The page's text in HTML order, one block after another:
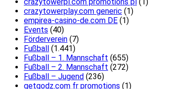
crazytowerpl.com promotions pl (1)
crazytowerplay.com generic (1)
empirea-casino-de.com DE (1)
Events (40)
Förderverein (7)
Fußball
(1.441)
Fußball – 1. Mannschaft (655)
Fußball – 2. Mannschaft (272)
Fußball – Jugend (236)
getgodz.com fr promotions (1)